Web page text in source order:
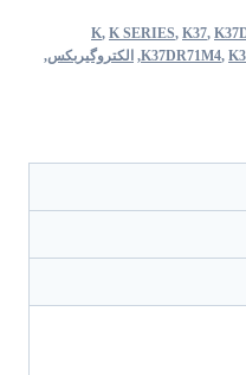
K, K SERIES, K37,
K37DR71M4,
, الکتروگیربکس,